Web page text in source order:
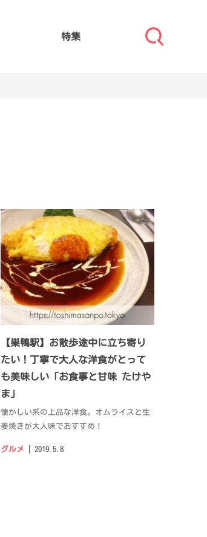
特集
【巣鴨駅】お散歩途中に立ち寄り
たい！丁寧で大人な洋食がとって
も美味しい「お食事と甘味 たけや
ま」
懐かしい系の上品な洋食。オムライスと生
姜焼きが大人味でおすすめ！
グルメ 2019.5.8